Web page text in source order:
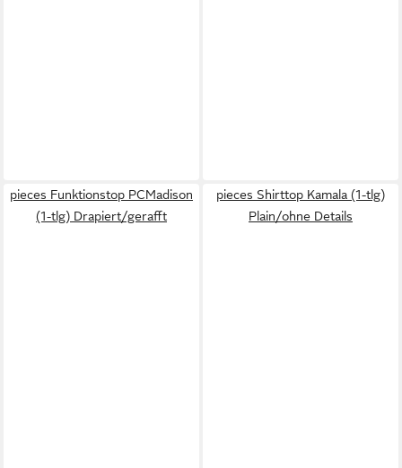
pieces Funktionstop PCMadison
(1-tlg) Drapiert/gerafft
pieces Shirttop Kamala (1-tlg)
Plain/ohne Details